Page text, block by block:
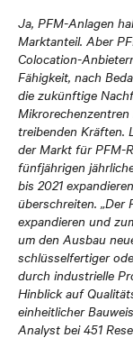
Ja, PFM-Anlagen
Marktanteil. Aber
Colocation-
Fähigkeit, nach
die zukünftige
treibenden Kräften.
der Markt für PFM-
fünfjährigen
bis 2021
überschreiten.
expandieren und
um den Ausbau
schlüsselfertiger
durch industrielle
Hinblick auf
einheitlicher
Analyst bei 451